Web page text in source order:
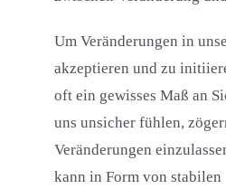
Um Veränderungen in
akzeptieren und zu
oft ein gewisses Maß an
uns unsicher fühlen,
Veränderungen
kann in Form von stabilen